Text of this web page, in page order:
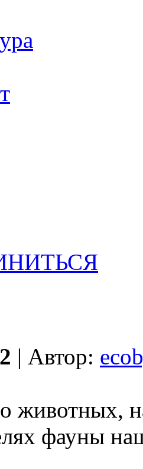
| Автор:
животных,
фауны